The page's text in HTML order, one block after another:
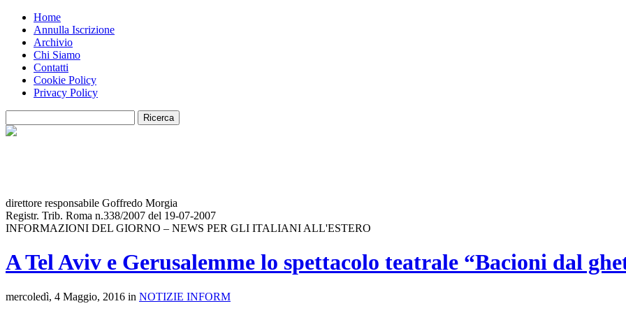
Home
Annulla Iscrizione
Archivio
Chi Siamo
Contatti
Cookie Policy
Privacy Policy
direttore responsabile Goffredo Morgia
Registr. Trib. Roma n.338/2007 del 19-07-2007
INFORMAZIONI DEL GIORNO – NEWS PER GLI ITALIANI ALL'ESTERO
A Tel Aviv e Gerusalemme lo spettacolo teatrale “Bacioni dal
mercoledì, 4 Maggio, 2016 in NOTIZIE INFORM